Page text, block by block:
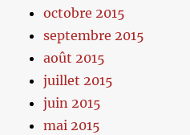
octobre 2015
septembre 2015
août 2015
juillet 2015
juin 2015
mai 2015